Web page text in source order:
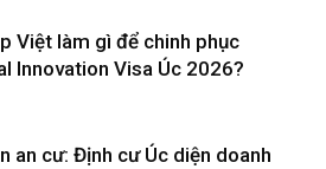
Việt làm gì để chinh phục
Innovation Visa Úc 2026?
an cư: Định cư Úc diện doanh